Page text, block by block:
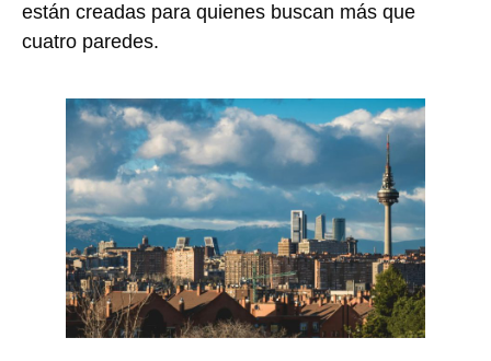
están creadas para quienes buscan más que
cuatro paredes.